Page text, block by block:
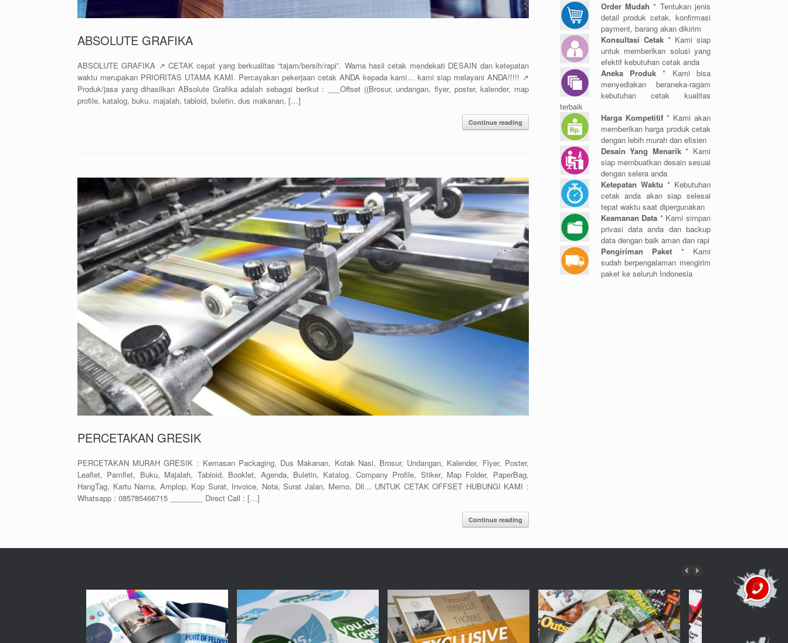
ABSOLUTE GRAFIKA
ABSOLUTE GRAFIKA ↗️ CETAK cepat yang berkualitas “tajam/bersih/rapi”. Warna hasil cetak mendekati DESAIN dan ketepatan
waktu merupakan PRIORITAS UTAMA KAMI. Percayakan pekerjaan cetak ANDA kepada kami… kami siap melayani ANDA!!!!! ↗️
Produk/jasa yang dihasilkan ABsolute Grafika adalah sebagai berikut : ___Offset ((Brosur, undangan, flyer, poster, kalender, map
profile, katalog, buku, majalah, tabloid, buletin, dus makanan, […]
Continue reading
PERCETAKAN GRESIK
PERCETAKAN MURAH GRESIK : Kemasan Packaging, Dus Makanan, Kotak Nasi, Brosur, Undangan, Kalender, Flyer, Poster,
Leaflet, Pamflet, Buku, Majalah, Tabloid, Booklet, Agenda, Buletin, Katalog, Company Profile, Stiker, Map Folder, PaperBag,
HangTag, Kartu Nama, Amplop, Kop Surat, Invoice, Nota, Surat Jalan, Memo, Dll… UNTUK CETAK OFFSET HUBUNGI KAMI :
Whatsapp : 085785466715 ________ Direct Call : […]
Continue reading
Order Mudah * Tentukan jenis
detail produk cetak, konfirmasi
payment, barang akan dikirim
Konsultasi Cetak* Kami siap
untuk memberikan solusi yang
efektif kebutuhan cetak anda
Aneka Produk* Kami bisa
menyediakan beraneka-ragam
kebutuhan cetak kualitas
terbaik
Harga Kompetitif* Kami akan
memberikan harga produk cetak
dengan lebih murah dan efisien
Desain Yang Menarik* Kami
siap membuatkan desain sesuai
dengan selera anda
Ketepatan Waktu * Kebutuhan
cetak anda akan siap selesai
tepat waktu saat dipergunakan
Keamanan Data * Kami simpan
privasi data anda dan backup
data dengan baik aman dan rapi
Pengiriman Paket * Kami
sudah berpengalaman mengirim
paket ke seluruh Indonesia